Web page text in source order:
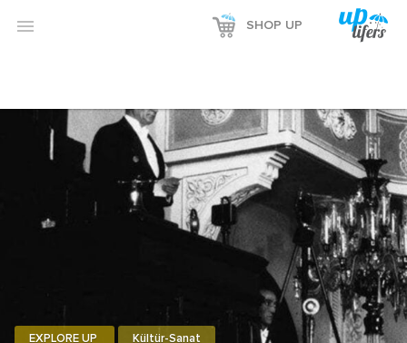
Reklamı Göster
Reklamı Gizle
 SHOP UP
EXPLORE UP Kültür-Sanat